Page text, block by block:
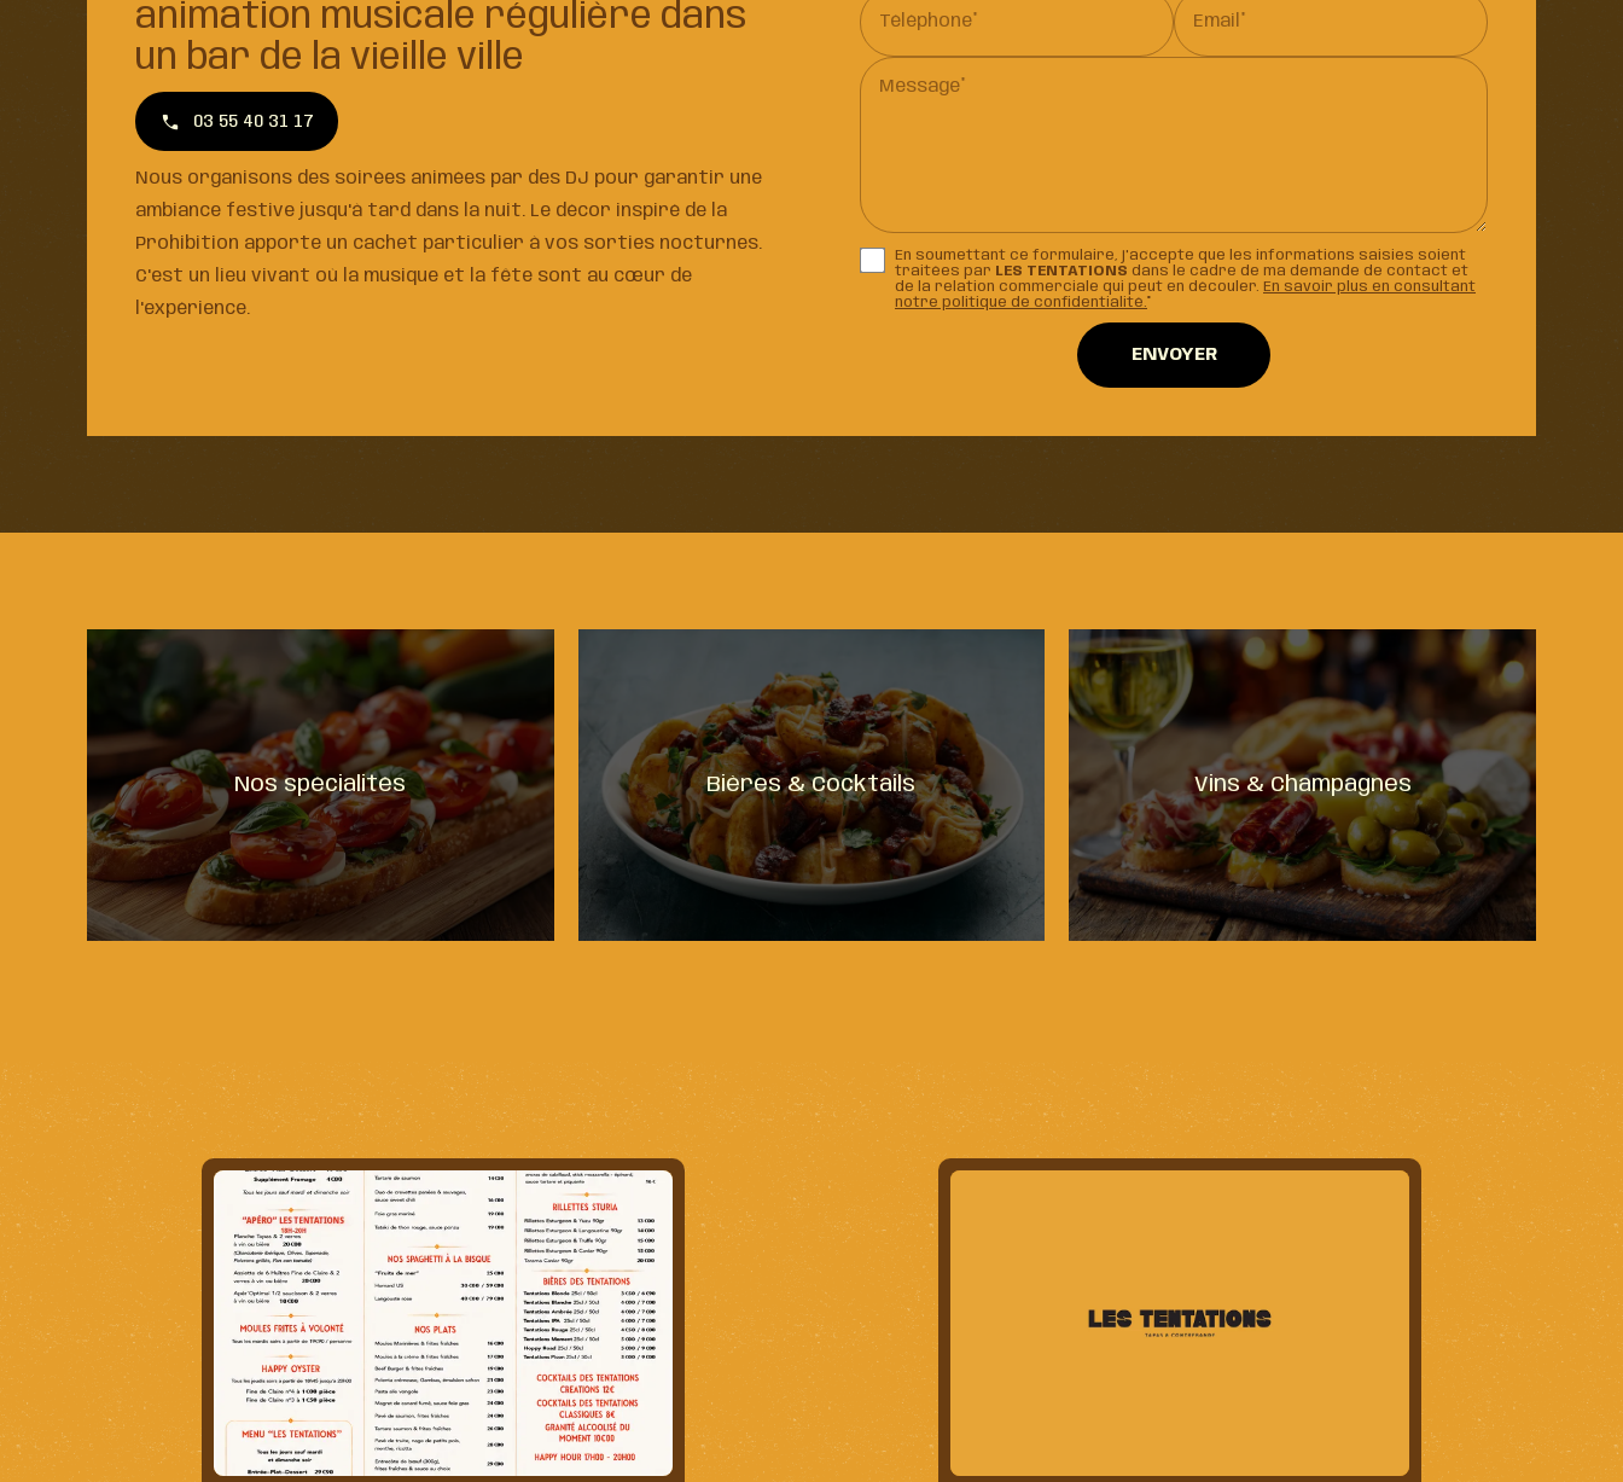
animation musicale régulière dans
un bar de la vieille ville
03 55 40 31 17
Nous organisons des soirées animées par des DJ pour garantir une
ambiance festive jusqu'à tard dans la nuit. Le décor inspiré de la
Prohibition apporte un cachet particulier à vos sorties nocturnes.
C'est un lieu vivant où la musique et la fête sont au cœur de
l'expérience.
Téléphone* Email*
Message*
En soumettant ce formulaire, j'accepte que les informations saisies soient
traitées par LES TENTATIONS dans le cadre de ma demande de contact et
de la relation commerciale qui peut en découler. En savoir plus en consultant
notre politique de confidentialité.*
Nos spécialités Bières & Cocktails Vins & Champagnes